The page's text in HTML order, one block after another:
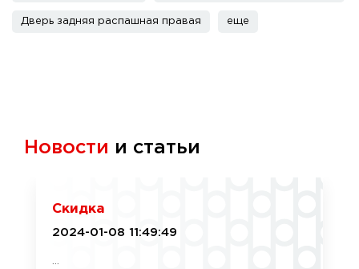
Дверь задняя распашная правая еще
Новости и статьи
Скидка
2024-01-08 11:49:49